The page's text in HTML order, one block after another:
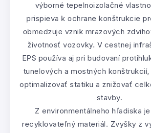
výborné tepelnoizolačné
prispieva k ochrane konštrukcie
obmedzuje vznik mrazových
životnosť vozovky. V cestnej
EPS používa aj pri budovaní
tunelových a mostných konštrukcií,
optimalizovať statiku a znižovať
stavby.
Z environmentálneho hľadiska je
recyklovateľný materiál. Zvyšky z